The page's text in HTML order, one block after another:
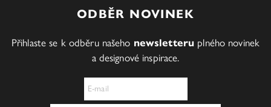
ODBĚR NOVINEK
Přihlaste se k odběru našeho newsletteru plného novinek
a designové inspirace.
E-mail